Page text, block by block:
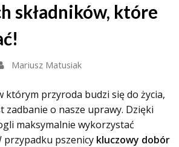
składników, które
Mariusz Matusiak
którym przyroda budzi się do życia,
zadbanie o nasze uprawy. Dzięki
maksymalnie wykorzystać
przypadku pszenicy kluczowy dobór